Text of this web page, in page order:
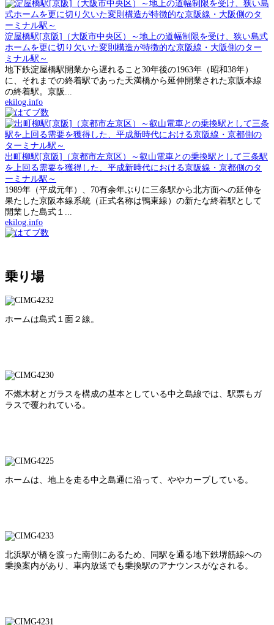
淀屋橋駅[京阪]（大阪市中央区）～地上の道幅制限を受け、狭い島式
ホームを更に切り欠いた変則構造が特徴的な京阪線・大阪側のター
ミナル駅～
地下鉄淀屋橋駅開業から遅れること30年後の1963年（昭和38年）
に、それまでの終着駅であった天満橋から延伸開業された京阪本線
の終着駅。京阪...
ekilog.info
出町柳駅[京阪]（京都市左京区）～叡山電車との乗換駅として三条駅
を上回る需要を獲得した、平成新時代における京阪線・京都側のタ
ーミナル駅～
1989年（平成元年）、70有余年ぶりに三条駅から北方面への延伸を
果たした京阪本線系統（正式名称は鴨東線）の新たな終着駅として
開業した島式１...
ekilog.info
乗り場
ホームは島式１面２線。
不燃木材とガラスを構成の基本としている中之島線では、駅票もガ
ラスで覆われている。
ホームは、地上を走る中之島通に沿って、ややカーブしている。
北浜駅が橋を渡った南側にあるため、同駅を通る地下鉄堺筋線への
乗換案内があり、車内放送でも乗換駅のアナウンスがなされる。